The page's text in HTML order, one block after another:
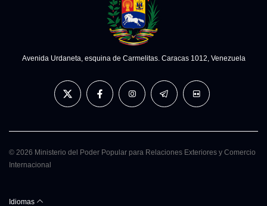
Avenida Urdaneta, esquina de Carmelitas. Caracas 1012, Venezuela
© 2026 Ministerio del Poder Popular para Relaciones Exteriores y Comercio
Internacional
Idiomas